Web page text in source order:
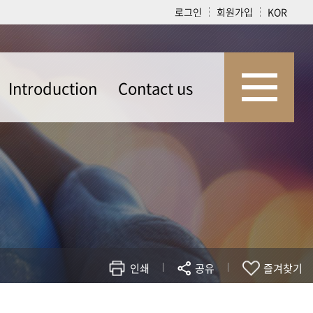
로그인 회원가입 KOR
Introduction
Introduction
Contact us
인쇄 공유 즐겨찾기